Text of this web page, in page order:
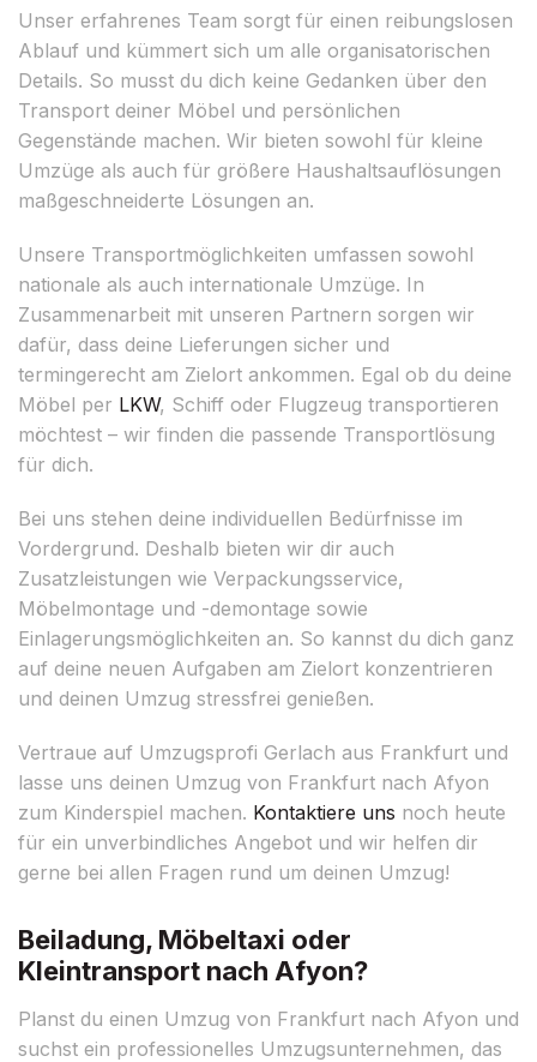
Unser erfahrenes Team sorgt für einen reibungslosen
Ablauf und kümmert sich um alle organisatorischen
Details. So musst du dich keine Gedanken über den
Transport deiner Möbel und persönlichen
Gegenstände machen. Wir bieten sowohl für kleine
Umzüge als auch für größere Haushaltsauflösungen
maßgeschneiderte Lösungen an.
Unsere Transportmöglichkeiten umfassen sowohl
nationale als auch internationale Umzüge. In
Zusammenarbeit mit unseren Partnern sorgen wir
dafür, dass deine Lieferungen sicher und
termingerecht am Zielort ankommen. Egal ob du deine
Möbel per LKW, Schiff oder Flugzeug transportieren
möchtest – wir finden die passende Transportlösung
für dich.
Bei uns stehen deine individuellen Bedürfnisse im
Vordergrund. Deshalb bieten wir dir auch
Zusatzleistungen wie Verpackungsservice,
Möbelmontage und -demontage sowie
Einlagerungsmöglichkeiten an. So kannst du dich ganz
auf deine neuen Aufgaben am Zielort konzentrieren
und deinen Umzug stressfrei genießen.
Vertraue auf Umzugsprofi Gerlach aus Frankfurt und
lasse uns deinen Umzug von Frankfurt nach Afyon
zum Kinderspiel machen. Kontaktiere uns noch heute
für ein unverbindliches Angebot und wir helfen dir
gerne bei allen Fragen rund um deinen Umzug!
Beiladung, Möbeltaxi oder
Kleintransport nach Afyon?
Planst du einen Umzug von Frankfurt nach Afyon und
suchst ein professionelles Umzugsunternehmen, das